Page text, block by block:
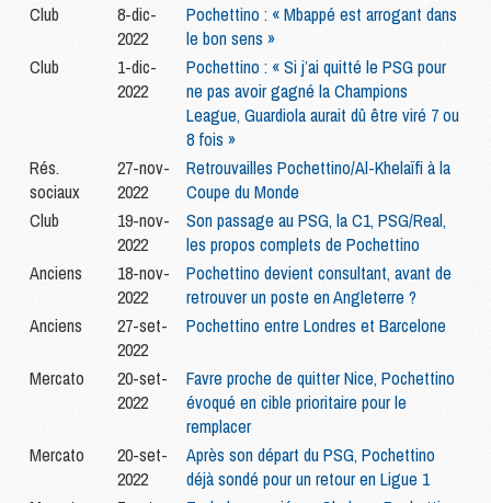
Club
8-dic-
2022
Pochettino : « Mbappé est arrogant dans
le bon sens »
Club
1-dic-
2022
Pochettino : « Si j’ai quitté le PSG pour
ne pas avoir gagné la Champions
League, Guardiola aurait dû être viré 7 ou
8 fois »
Rés.
sociaux
27-nov-
2022
Retrouvailles Pochettino/Al-Khelaïfi à la
Coupe du Monde
Club
19-nov-
2022
Son passage au PSG, la C1, PSG/Real,
les propos complets de Pochettino
Anciens
18-nov-
2022
Pochettino devient consultant, avant de
retrouver un poste en Angleterre ?
Anciens
27-set-
2022
Pochettino entre Londres et Barcelone
Mercato
20-set-
2022
Favre proche de quitter Nice, Pochettino
évoqué en cible prioritaire pour le
remplacer
Mercato
20-set-
2022
Après son départ du PSG, Pochettino
déjà sondé pour un retour en Ligue 1